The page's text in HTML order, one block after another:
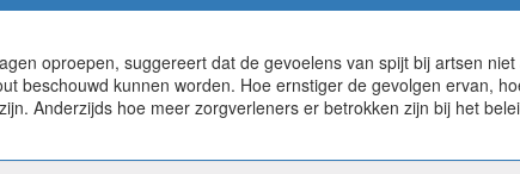
oproepen, suggereert dat de gevoelens van spijt bij artsen
beschouwd kunnen worden. Hoe ernstiger de gevolgen ervan,
Anderzijds hoe meer zorgverleners er betrokken zijn bij het